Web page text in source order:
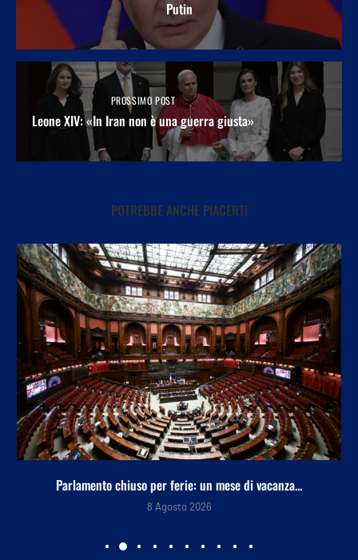
Putin
PROSSIMO POST
Leone XIV: «In Iran non è una guerra giusta»
POTREBBE ANCHE PIACERTI
Parlamento chiuso per ferie: un mese di vacanza...
8 Agosto 2026